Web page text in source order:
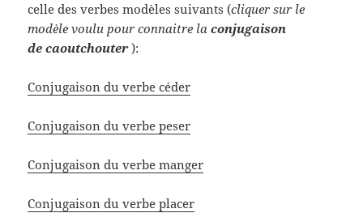
celle des verbes modèles suivants (cliquer sur le
modèle voulu pour connaitre laconjugaison
de caoutchouter):
Conjugaison du verbe céder
Conjugaison du verbe peser
Conjugaison du verbe manger
Conjugaison du verbe placer